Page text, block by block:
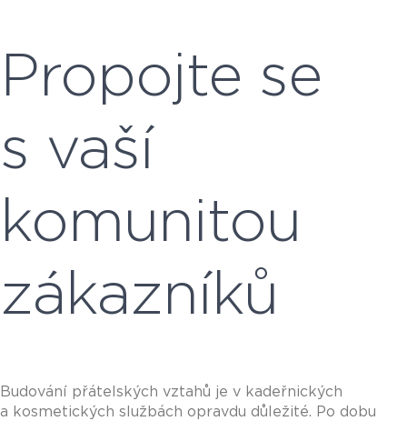
Propojte se
s vaší
komunitou
zákazníků
Budování přátelských vztahů je v kadeřnických
a kosmetických službách opravdu důležité. Po dobu